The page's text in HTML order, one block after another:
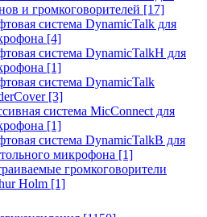
и громкоговорителей [17]
система DynamicTalk для
[4]
система DynamicTalkH для
[1]
система DynamicTalk
[3]
система MicConnect для
[1]
система DynamicTalkB для
микрофона [1]
громкоговорители
Holm [1]